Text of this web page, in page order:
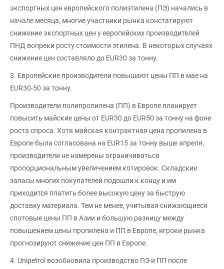
экспортных цен европейского полиэтилена (ПЭ) начались в
начале месяца, многие участники рынка констатируют
снижение экспортных цен у европейских производителей
ПНД вопреки росту стоимости этилена. В некоторых случаях
снижение цен составляло до EUR30 за тонну.
3. Европейские производители повышают цены ПП в мае на
EUR30-50 за тонну.
Производители полипропилена (ПП) в Европе планирует
повысить майские цены от EUR30 до EUR50 за тонну на фоне
роста спроса. Хотя майская контрактная цена пропилена в
Европе была согласована на EUR15 за тонну выше апреля,
производители не намерены ограничиваться
пропорциональным увеличением котировок. Складские
запасы многих покупателей подошли к концу и им
приходится платить более высокую цену за быструю
доставку материала. Тем не менее, учитывая снижающиеся
спотовые цены ПП в Азии и большую разницу между
повышением цены пропилена и ПП в Европе, игроки рынка
прогнозируют снижение цен ПП в Европе.
4. Unipetrol возобновила производство ПЭ и ПП после